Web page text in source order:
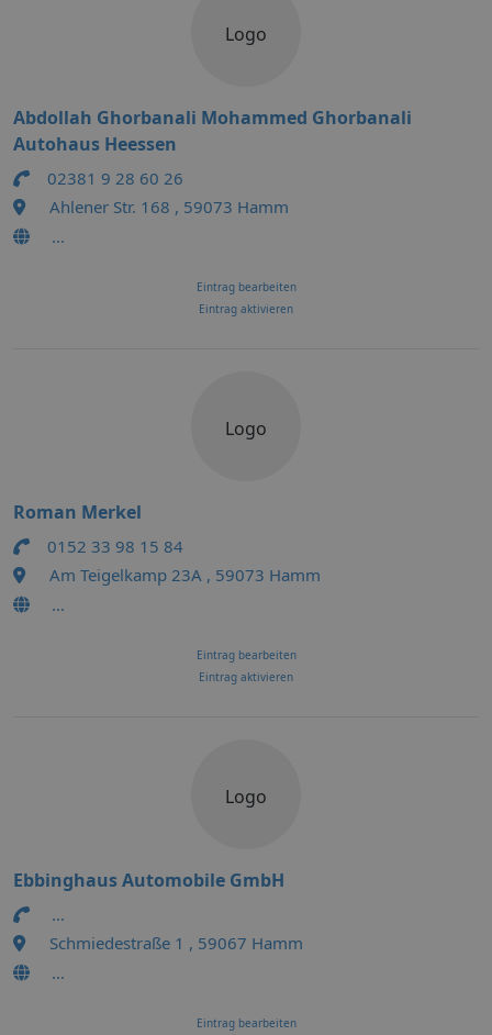
Logo
Abdollah Ghorbanali Mohammed Ghorbanali
Autohaus Heessen
02381 9 28 60 26
Ahlener Str. 168 , 59073 Hamm
...
Eintrag bearbeiten
Eintrag aktivieren
Logo
Roman Merkel
0152 33 98 15 84
Am Teigelkamp 23A , 59073 Hamm
...
Eintrag bearbeiten
Eintrag aktivieren
Logo
Ebbinghaus Automobile GmbH
...
Schmiedestraße 1 , 59067 Hamm
...
Eintrag bearbeiten